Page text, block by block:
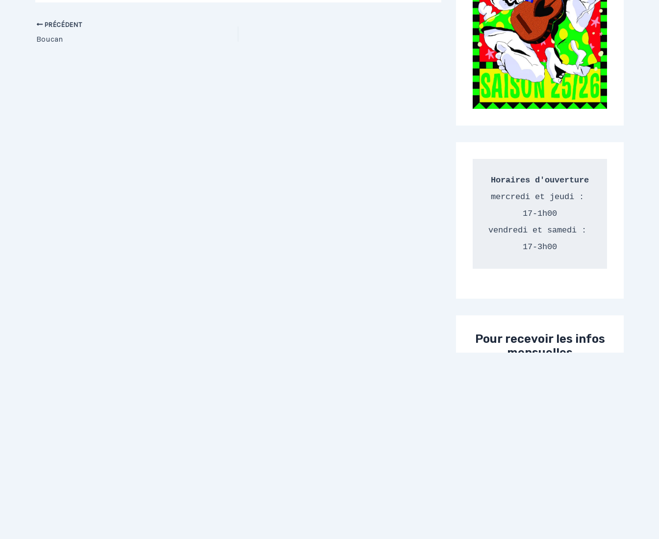
PRÉCÉDENT
Boucan
Horaires d'ouverture
mercredi et jeudi :
17-1h00
vendredi et samedi :
17-3h00
Pour recevoir les infos
mensuelles